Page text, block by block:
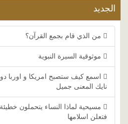
الجديد
من الذي قام بجمع القرآن؟
موثوقية السيرة النبوية
اسمع كيف ستصبح امريكا و اوربا
نايك المعنى جميل
مسيحية لماذا النساء يتحملون
فتعلن اسلامها